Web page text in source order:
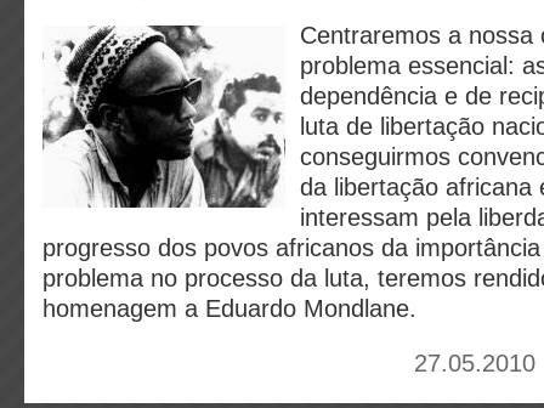
Centraremos a nossa
problema essencial:
dependência e de
luta de libertação
conseguirmos
da libertação africana
interessam pela
progresso dos povos africanos da
problema no processo da luta, teremos
homenagem a Eduardo Mondlane.